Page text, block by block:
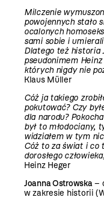
Milczenie
powojennych stało
ocalonych
sami sobie i
Dlatego też historia
pseudonimem
których nigdy nie
Klaus Müller
Cóż ja takiego
pokutować? Czy
dla narodu?
był to młodociany,
widziałem w tym
Cóż to za świat i co
dorosłego
Heinz Heger
Joanna Ostrowska–
w zakresie historii